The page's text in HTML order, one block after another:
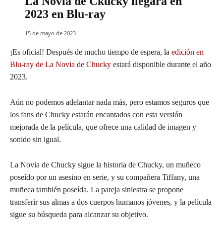
2023 en Blu-ray
15 de mayo de 2023
¡Es oficial! Después de mucho tiempo de espera, la edición en
Blu-ray de La Novia de Chucky estará disponible durante el año
2023.
Aún no podemos adelantar nada más, pero estamos seguros que
los fans de Chucky estarán encantados con esta versión
mejorada de la película, que ofrece una calidad de imagen y
sonido sin igual.
La Novia de Chucky sigue la historia de Chucky, un muñeco
poseído por un asesino en serie, y su compañera Tiffany, una
muñeca también poseída. La pareja siniestra se propone
transferir sus almas a dos cuerpos humanos jóvenes, y la película
sigue su búsqueda para alcanzar su objetivo.